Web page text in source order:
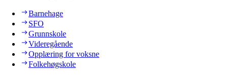
Barnehage
SFO
Grunnskole
Videregående
Opplæring for voksne
Folkehøgskole